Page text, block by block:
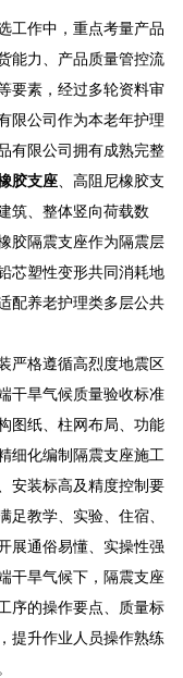
工作中，重点考量产品
能力、产品质量管控流
要素，经过多轮资料审
限公司作为本老年护理
有限公司拥有成熟完整
胶支座 、高阻尼橡胶支
筑、整体竖向荷载数
胶隔震支座作为隔震层
芯塑性变形共同消耗地
配养老护理类多层公共
严格遵循高烈度地震区
干旱气候质量验收标准
图纸、柱网布局、功能
细化编制隔震支座施工
安装标高及精度控制要
足教学、实验、住宿、
展通俗易懂、实操性强
干旱气候下，隔震支座
序的操作要点、质量标
提升作业人员操作熟练